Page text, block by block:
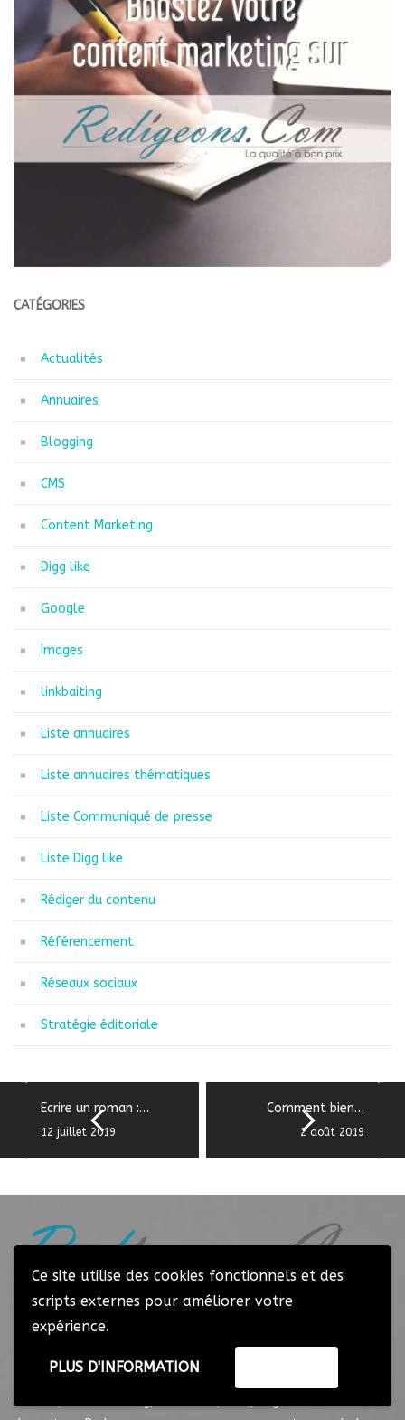
Ce site utilise des cookies fonctionnels et des
scripts externes pour améliorer votre
expérience.
PLUS D'INFORMATION
CATÉGORIES
Actualités
Annuaires
Blogging
CMS
Content Marketing
Digg like
Google
Images
linkbaiting
Liste annuaires
Liste annuaires thématiques
Liste Communiqué de presse
Liste Digg like
Rédiger du contenu
Référencement
Réseaux sociaux
Stratégie éditoriale
Ecrire un roman :…
12 juillet 2019
Comment bien…
2 août 2019
Le site internet redigeons.com est né suite à une solide
expérience de plusieurs années dans la rédaction web. Ayant
Culture, webmarketing, assurance, etc.), l’agence de rédaction